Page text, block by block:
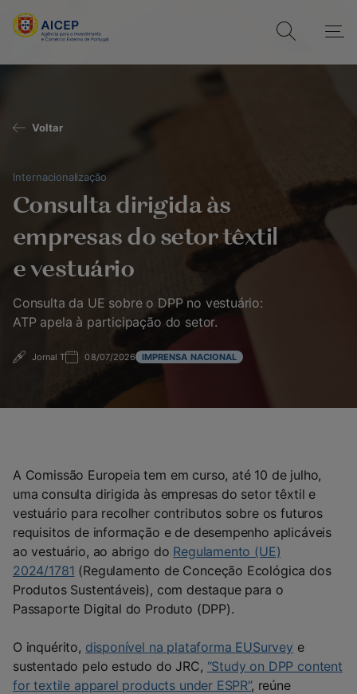
Voltar
Internacionalização
Consulta dirigida às
empresas do setor têxtil
e vestuário
Consulta da UE sobre o DPP no vestuário:
ATP apela à participação do setor.
Jornal T 08/07/2026 IMPRENSA NACIONAL
A Comissão Europeia tem em curso, até 10 de julho,
uma consulta dirigida às empresas do setor têxtil e
vestuário para recolher contributos sobre os futuros
requisitos de informação e de desempenho aplicáveis
ao vestuário, ao abrigo do Regulamento (UE)
2024/1781 (Regulamento de Conceção Ecológica dos
Produtos Sustentáveis), com destaque para o
Passaporte Digital do Produto (DPP).
O inquérito, disponível na plataforma EUSurvey e
sustentado pelo estudo do JRC, “Study on DPP content
for textile apparel products under ESPR”, reúne